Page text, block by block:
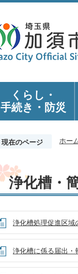
くらし・
手続き ・防災
現在のページ ホー
浄化槽・
浄化槽処理促進区域
浄化槽に係る届出・